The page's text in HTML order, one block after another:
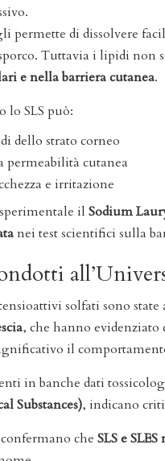
permette di dissolvere
Tuttavia i lipidi non
e nella barriera cutanea.
lo SLS può:
dello strato corneo
permeabilità cutanea
e irritazione
il Sodium
nei test scientifici sulla
solfati sono
, che hanno
il
in banche dati
Substances), indicano
che SLS e